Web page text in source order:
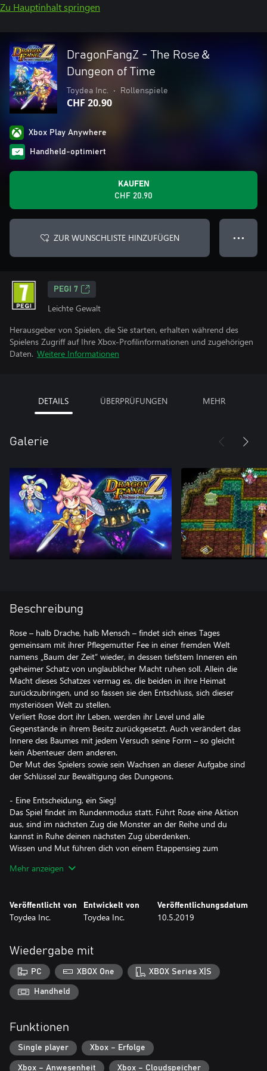
Zu Hauptinhalt springen
DragonFangZ - The Rose＆
Dungeon of Time
Toydea Inc. • Rollenspiele
CHF 20.90
Xbox Play Anywhere
Handheld-optimiert
KAUFEN
CHF 20.90
ZUR WUNSCHLISTE HINZUFÜGEN ● ● ●
PEGI 7
Leichte Gewalt
Herausgeber von Spielen, die Sie starten, erhalten während des
Spielens Zugriff auf Ihre Xbox-Profilinformationen und zugehörigen
Daten. Weitere Informationen
DETAILS ÜBERPRÜFUNGEN MEHR
Galerie
Beschreibung
Rose – halb Drache, halb Mensch – findet sich eines Tages
gemeinsam mit ihrer Pflegemutter Fee in einer fremden Welt
namens „Baum der Zeit“ wieder, in dessen tiefstem Inneren ein
geheimer Schatz von unglaublicher Macht ruhen soll. Allein die
Macht dieses Schatzes vermag es, die beiden in ihre Heimat
zurückzubringen, und so fassen sie den Entschluss, sich dieser
mysteriösen Welt zu stellen.
Verliert Rose dort ihr Leben, werden ihr Level und alle
Gegenstände in ihrem Besitz zurückgesetzt. Auch verändert das
Innere des Baumes mit jedem Versuch seine Form – so gleicht
kein Abenteuer dem anderen.
Der Mut des Spielers sowie sein Wachsen an dieser Aufgabe sind
der Schlüssel zur Bewältigung des Dungeons.
- Eine Entscheidung, ein Sieg!
Das Spiel findet im Rundenmodus statt. Führt Rose eine Aktion
aus, sind im nächsten Zug die Monster an der Reihe und du
kannst in Ruhe deinen nächsten Zug überdenken.
Wissen und Mut führen dich von einem Etappensieg zum
Händen hältst.
Ein originelles Spielsystem, bei dem sich die Hauptfigur Rose mit
den Reißzähnen der über 200 Monster, die sich ihr
aneignen kann. Stelle besonders starke Kombinationen
zusammen, oder statte Rose einfach mit den Reißzähnen deines
Lieblingsmonsters aus ... Die Wahl bleibt ganz dir überlassen!
Die Möglichkeiten sind nahezu unbegrenzt, wodurch jedes
Abenteuer zu einem einzigartigen Erlebnis wird!
Ein weiteres originelles Spielsystem, bei dem Roses Angriffe
stärker werden, wenn sich beim Kampf auf den acht Feldern in
ihrem Umkreis keine Hindernisse befinden. Damit überwirft
„DragonFangZ“ die Grundlagen des Rogue-like-Genres.
Mehr anzeigen
Veröffentlicht von
Toydea Inc.
Entwickelt von
Toydea Inc.
Veröffentlichungsdatum
10.5.2019
Wiedergabe mit
PC XBOX One XBOX Series X|S
Handheld
Funktionen
Single player Xbox – Erfolge
Xbox – Anwesenheit Xbox – Cloudspeicher